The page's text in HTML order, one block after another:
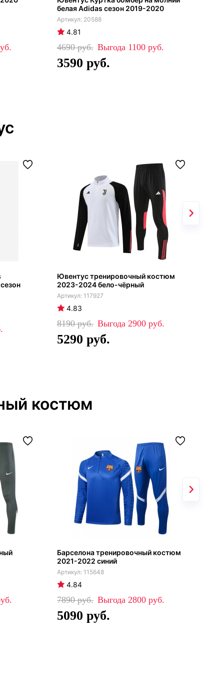
белая Adidas сезон 2019-2020
20588
4.81
4690 1100
3590
Ювентус тренировочный костюм
2023-2024 бело-чёрный
117927
4.83
8190 2900
5290
костюм
Барселона тренировочный костюм
2021-2022 синий
115648
4.84
7890 2800
5090